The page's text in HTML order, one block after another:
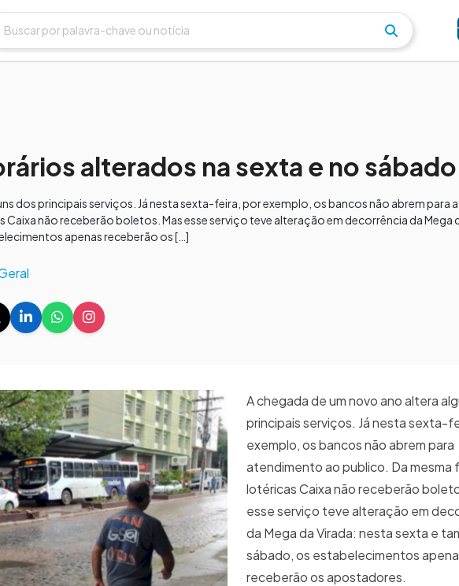
alterados na sexta e no sábado
dos principais serviços. Já nesta sexta-feira, por exemplo, os bancos não abrem para
não receberão boletos. Mas esse serviço teve alteração em decorrência da Mega
apenas receberão os […]
A chegada de um novo ano altera
principais serviços. Já nesta sexta-
exemplo, os bancos não abrem para
atendimento ao publico. Da mesma
lotéricas Caixa não receberão
esse serviço teve alteração em
da Mega da Virada: nesta sexta e
sábado, os estabelecimentos
receberão os apostadores.